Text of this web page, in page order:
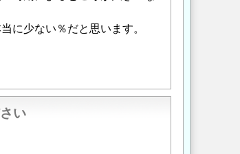
に少ない％だと思います。
い